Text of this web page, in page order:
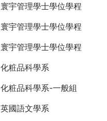
寰宇管理學士學位學程
寰宇管理學士學位學程
寰宇管理學士學位學程
化粧品科學系
化粧品科學系-一般組
英國語文學系